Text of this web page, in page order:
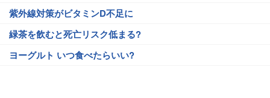
紫外線対策がビタミンD不足に
緑茶を飲むと死亡リスク低まる?
ヨーグルト いつ食べたらいい?